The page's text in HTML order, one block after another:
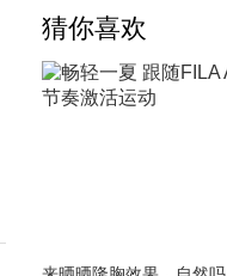
猜你喜欢